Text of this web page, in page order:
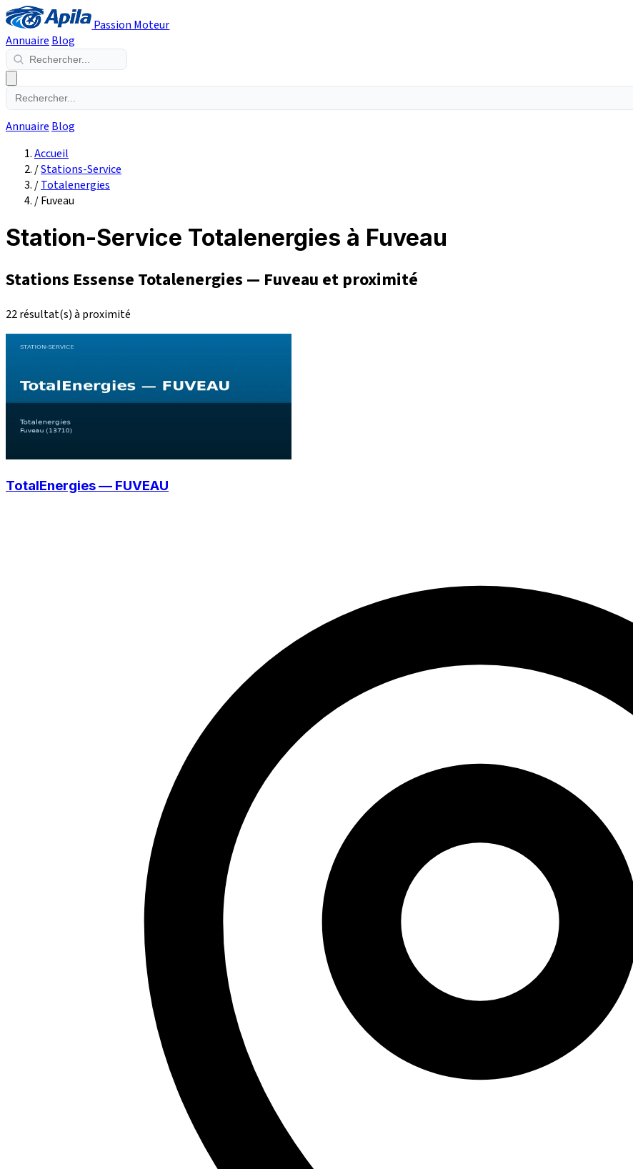
Passion Moteur
Annuaire Blog
Annuaire Blog
Accueil
/Stations-Service
/Totalenergies
/Fuveau
Station-Service Totalenergies à Fuveau
Stations Essense Totalenergies — Fuveau et proximité
22 résultat(s) à proximité
TotalEnergies — FUVEAU